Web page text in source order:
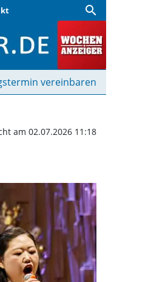
search
St. Quirin |
vereinbaren
am 02.07.2026 11:18